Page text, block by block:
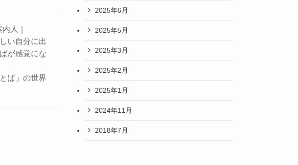
人｜
い自分に出
が感覚にな
ば」の世界
2025年6月
2025年5月
2025年3月
2025年2月
2025年1月
2024年11月
2018年7月